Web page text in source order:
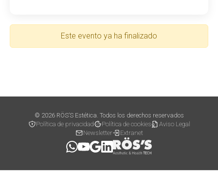
Este evento ya ha finalizado
© 2026 RÖS’S Estética. Todos los derechos reservados
Política de privacidad
Política de cookies
Aviso Legal
Newsletter
Extranet